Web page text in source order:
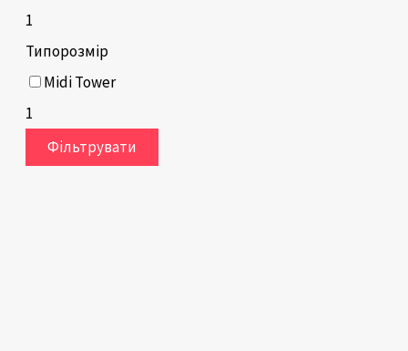
1
Типорозмір
Midi Tower
1
Фільтрувати